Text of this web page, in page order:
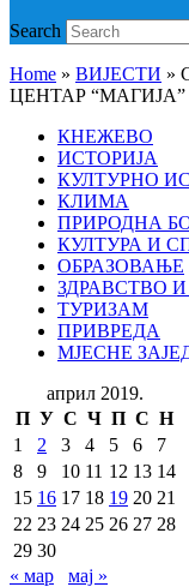
Search
Home » ВИЈЕСТИ »
ЦЕНТАР
КНЕЖЕВО
ИСТОРИЈА
КУЛТУРНО
КЛИМА
ПРИРОДНА
КУЛТУРА И
ОБРАЗОВАЊЕ
ЗДРАВСТВО
ТУРИЗАМ
ПРИВРЕДА
МЈЕСНЕ
април 2019.
П У С Ч П С Н
1
2 3 4 5 6
7
8
9 10 11 12 13 14
15 16 17 18 19 20 21
22 23 24 25 26 27 28
29 30
« мар
мај »